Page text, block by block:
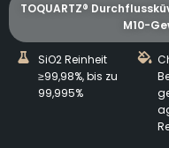
TOQUARTZ®
M10-
SiO2 Reinheit
≥99,98%, bis zu
99,995%